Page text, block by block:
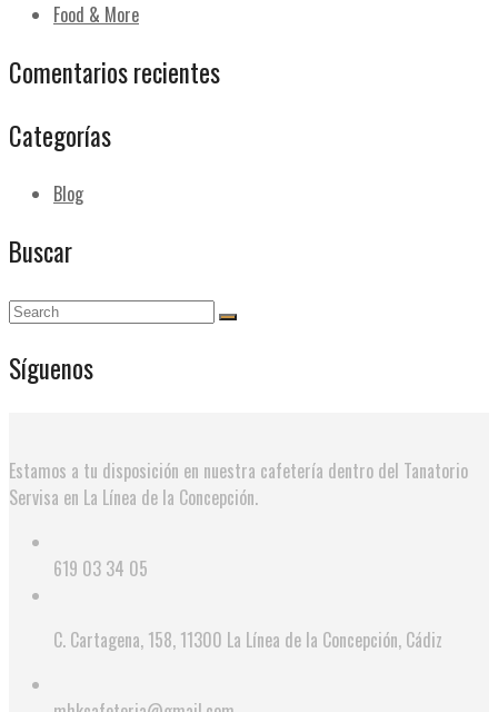
Food & More
Comentarios recientes
Categorías
Blog
Buscar
Síguenos
Estamos a tu disposición en nuestra cafetería dentro del Tanatorio
Servisa en La Línea de la Concepción.
619 03 34 05
C. Cartagena, 158, 11300 La Línea de la Concepción, Cádiz